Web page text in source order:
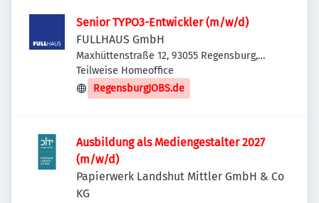
Senior TYPO3-Entwickler (m/w/d)
FULLHAUS GmbH
Maxhüttenstraße 12, 93055 Regensburg,
Deutschland
Teilweise Homeoffice
RegensburgJOBS.de
Ausbildung als Mediengestalter 2027
(m/w/d)
Papierwerk Landshut Mittler GmbH & Co
KG